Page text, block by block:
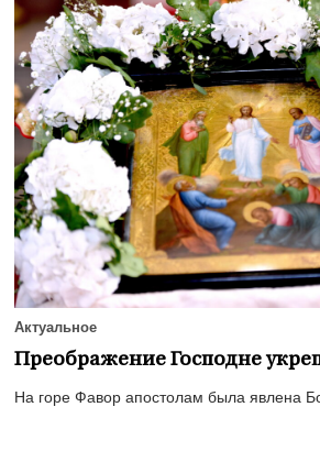
Актуальное
Преображение Господне
На горе Фавор апостолам была явлена